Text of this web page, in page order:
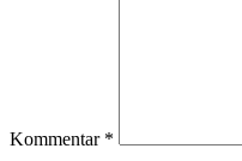
Kommentar *